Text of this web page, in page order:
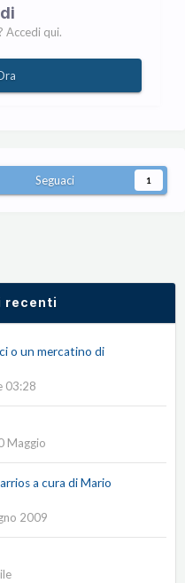
Accedi qui.
Seguaci 1
recenti
o un mercatino di
03:28
Maggio
a cura di Mario
2009